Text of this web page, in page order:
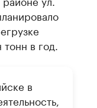
в год.
в